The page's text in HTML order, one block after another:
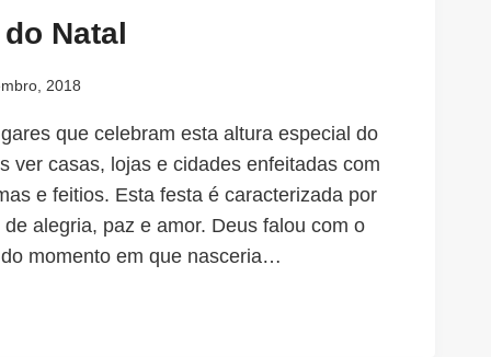
Natal
2018
que celebram esta altura especial do
ver casas, lojas e cidades enfeitadas com
e feitios. Esta festa é caracterizada por
alegria, paz e amor. Deus falou com o
momento em que nasceria…